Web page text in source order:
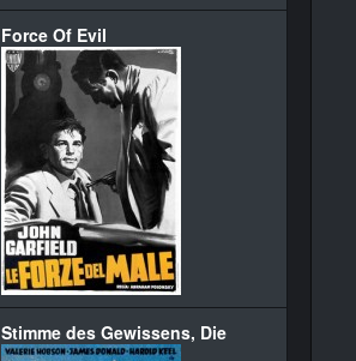
Force Of Evil
Stimme des Gewissens, Die